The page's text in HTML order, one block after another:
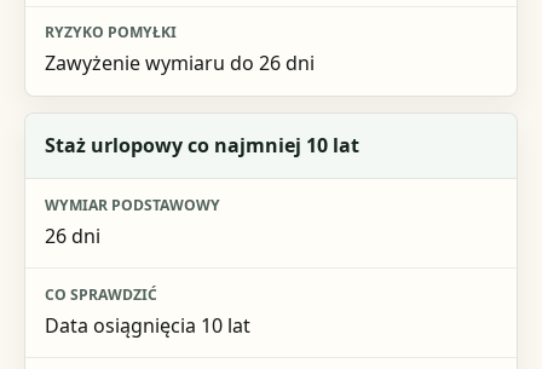
Zawyżenie wymiaru do 26 dni
Staż urlopowy co najmniej 10 lat
26 dni
Data osiągnięcia 10 lat